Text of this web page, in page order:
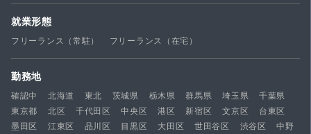
就業形態
フリーランス（常駐） フリーランス（在宅）
勤務地
確認中 北海道 東北 茨城県 栃木県 群馬県 埼玉県
千葉県
東京都
北区 千代田区 中央区 港区 新宿区 文京区
台東区
墨田区
江東区 品川区 目黒区 大田区 世田谷区 渋谷区
中野